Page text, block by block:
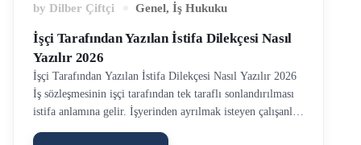
by Dilber Çiftçi Genel, İş Hukuku
İşçi Tarafından Yazılan İstifa Dilekçesi Nasıl
Yazılır 2026
İşçi Tarafından Yazılan İstifa Dilekçesi Nasıl Yazılır 2026
İş sözleşmesinin işçi tarafından tek taraflı sonlandırılması
istifa anlamına gelir. İşyerinden ayrılmak isteyen çalışanlar
bazen kendi rızaları ile bazen de işverenin yönlendirmesi